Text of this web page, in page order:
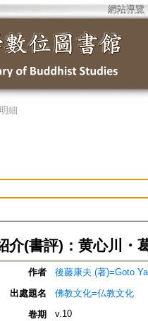
網站導覽
細
介(書評)：黄心川・
作者
後藤康夫 (著)=Goto
出處題名
佛教文化=仏教文化
卷期
v.10